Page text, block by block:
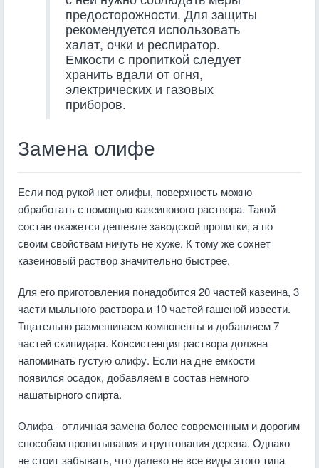
предосторожности. Для защиты
рекомендуется использовать
халат, очки и респиратор.
Емкости с пропиткой следует
хранить вдали от огня,
электрических и газовых
приборов.
Замена олифе
Если под рукой нет олифы, поверхность можно
обработать с помощью казеинового раствора. Такой
состав окажется дешевле заводской пропитки, а по
своим свойствам ничуть не хуже. К тому же сохнет
казеиновый раствор значительно быстрее.
Для его приготовления понадобится 20 частей казеина, 3
части мыльного раствора и 10 частей гашеной извести.
Тщательно размешиваем компоненты и добавляем 7
частей скипидара. Консистенция раствора должна
напоминать густую олифу. Если на дне емкости
появился осадок, добавляем в состав немного
нашатырного спирта.
Олифа - отличная замена более современным и дорогим
способам пропитывания и грунтования дерева. Однако
не стоит забывать, что далеко не все виды этого типа